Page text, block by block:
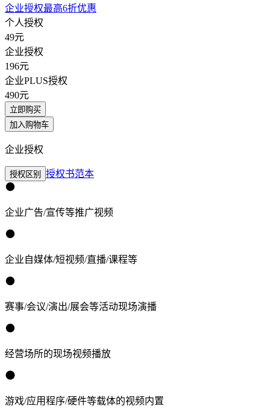
企业授权最高6折优惠
个人授权
49元
企业授权
196元
企业PLUS授权
490元
立即购买
加入购物车
企业授权
授权区别 授权书范本
企业广告/宣传等推广视频
企业自媒体/短视频/直播/课程等
赛事/会议/演出/展会等活动现场演播
经营场所的现场视频播放
游戏/应用程序/硬件等载体的视频内置